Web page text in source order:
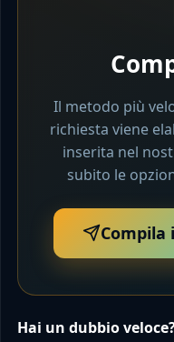
Il metodo più
richiesta viene
inserita nel
subito le
Compila
Hai un dubbio